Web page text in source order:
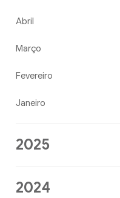
Abril
Março
Fevereiro
Janeiro
2025
2024